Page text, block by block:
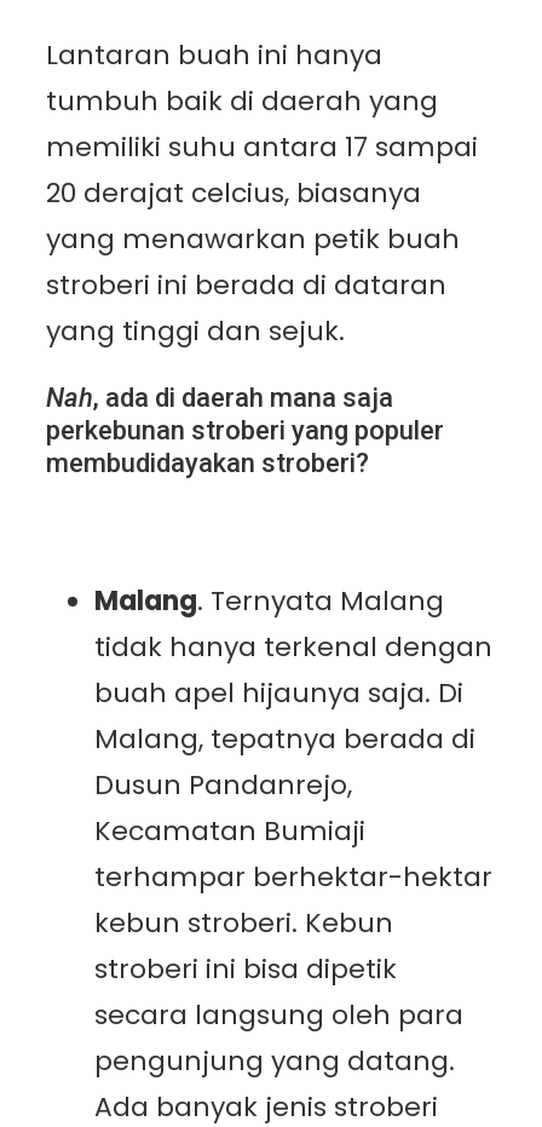
Lantaran buah ini hanya
tumbuh baik di daerah yang
memiliki suhu antara 17 sampai
20 derajat celcius, biasanya
yang menawarkan petik buah
stroberi ini berada di dataran
yang tinggi dan sejuk.
Nah, ada di daerah mana saja
perkebunan stroberi yang populer
membudidayakan stroberi?
Malang. Ternyata Malang
tidak hanya terkenal dengan
buah apel hijaunya saja. Di
Malang, tepatnya berada di
Dusun Pandanrejo,
Kecamatan Bumiaji
terhampar berhektar-hektar
kebun stroberi. Kebun
stroberi ini bisa dipetik
secara langsung oleh para
pengunjung yang datang.
Ada banyak jenis stroberi